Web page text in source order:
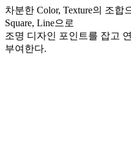
차분한 Color, Texture의 조합
Square, Line으로
조명 디자인 포인트를 잡고
부여한다.